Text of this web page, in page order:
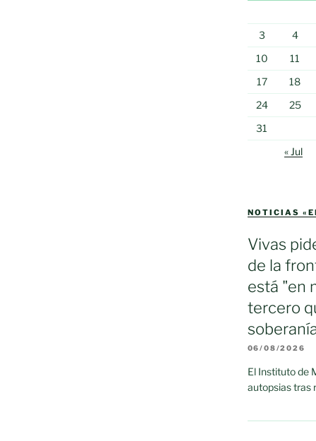
3
4
10
11
17
18
24
25
31
« Jul
NOTICIAS
Vivas
de la
está "en
tercero
06/08/2026
El Instituto de
autopsias tras